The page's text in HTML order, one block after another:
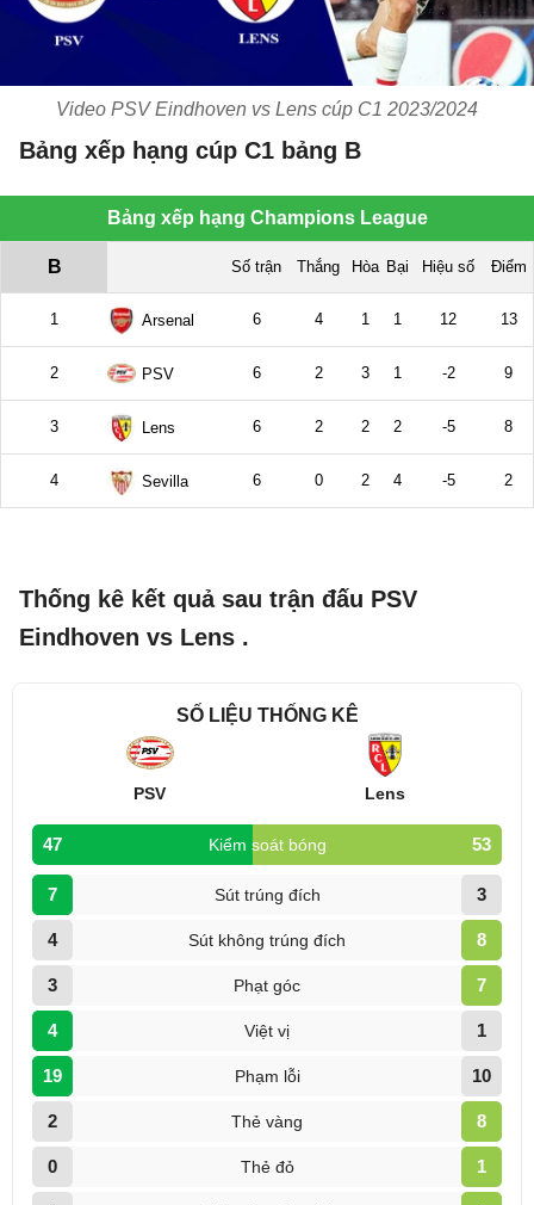
Video PSV Eindhoven vs Lens cúp C1 2023/2024
Bảng xếp hạng cúp C1 bảng B
Thống kê kết quả sau trận đấu PSV
Eindhoven vs Lens .